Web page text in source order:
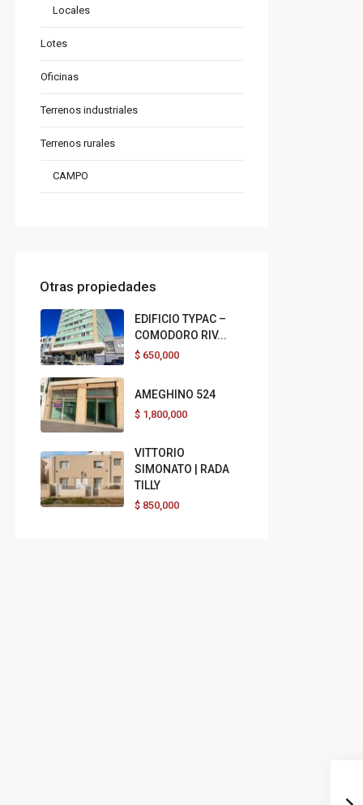
Locales
Lotes
Oficinas
Terrenos industriales
Terrenos rurales
CAMPO
Otras propiedades
EDIFICIO TYPAC –
COMODORO RIV...
$650,000
AMEGHINO 524
$1,800,000
VITTORIO
SIMONATO | RADA
TILLY
$850,000